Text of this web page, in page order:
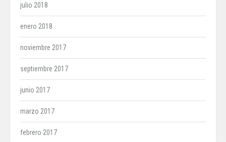
julio 2018
enero 2018
noviembre 2017
septiembre 2017
junio 2017
marzo 2017
febrero 2017